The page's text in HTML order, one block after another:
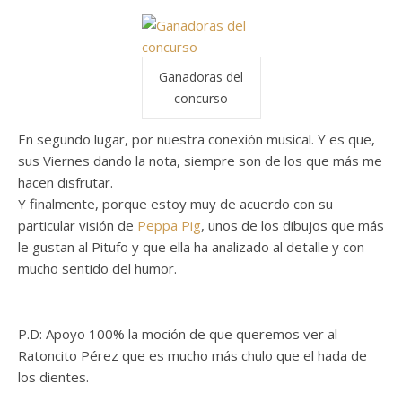
Ganadoras del
concurso
En segundo lugar, por nuestra conexión musical. Y es que,
sus Viernes dando la nota, siempre son de los que más me
hacen disfrutar.
Y finalmente, porque estoy muy de acuerdo con su
particular visión de Peppa Pig, unos de los dibujos que más
le gustan al Pitufo y que ella ha analizado al detalle y con
mucho sentido del humor.
P.D: Apoyo 100% la moción de que queremos ver al
Ratoncito Pérez que es mucho más chulo que el hada de
los dientes.